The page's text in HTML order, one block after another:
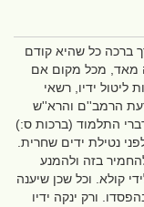
ברכה כל שהיא קודם
מאד, מכל מקום אם
ידיו, רשאי
דעת הרמב''ם והרא''ש
התלמוד (ברכות ס:)
נטילת ידים שחרית.
בזה ולהמנע
קולא. וכל שכן שיענה
ורק ינקה ידיו